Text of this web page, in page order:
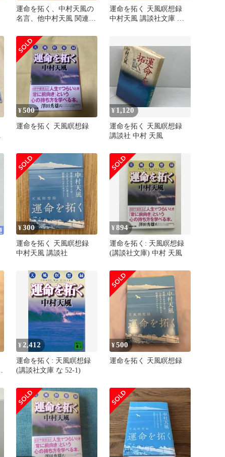
運命を拓く、中村天風の
名言、他中村天風 関連書
運命を拓く 天風瞑想録
中村天風 講談社文庫 自
¥500
運命を拓く 天風瞑想録
¥1,120
運命を拓く 天風瞑想録
講談社 中村 天風
¥300
運命を拓く 天風瞑想録
中村天風 講談社
¥894
運命を拓く: 天風瞑想録
(講談社文庫) 中村 天風
¥ 2,412
運命を拓く: 天風瞑想録
(講談社文庫 な 52-1)
¥500
運命を拓く 天風瞑想録